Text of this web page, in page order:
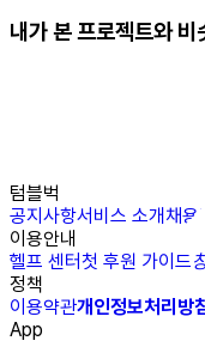
내가 본 프로젝트와 비
텀블벅
공지사항서비스 소개채용N
이용안내
헬프 센터첫 후원 가이드
정책
이용약관개인정보처리방
App